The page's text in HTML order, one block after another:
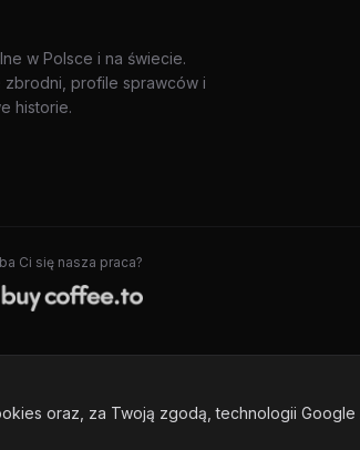
w Polsce i na świecie.
profile sprawców i
historie.
Ci się nasza praca?
prawa zastrzeżone.
oraz, za Twoją zgodą, technologii